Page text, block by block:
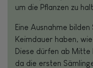
um die Pflanzen zu
Eine Ausnahme
Keimdauer haben,
Diese dürfen ab
da die ersten